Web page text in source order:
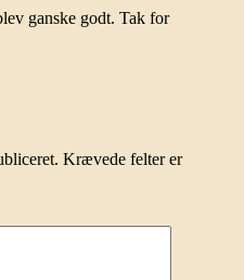
ganske godt. Tak for
Krævede felter er